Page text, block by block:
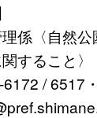
係〈自然公
すること〉
/ 6517・